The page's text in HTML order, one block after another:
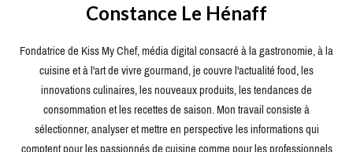
Constance Le Hénaff
Fondatrice de Kiss My Chef, média digital consacré à la gastronomie, à la
cuisine et à l'art de vivre gourmand, je couvre l'actualité food, les
innovations culinaires, les nouveaux produits, les tendances de
consommation et les recettes de saison. Mon travail consiste à
sélectionner, analyser et mettre en perspective les informations qui